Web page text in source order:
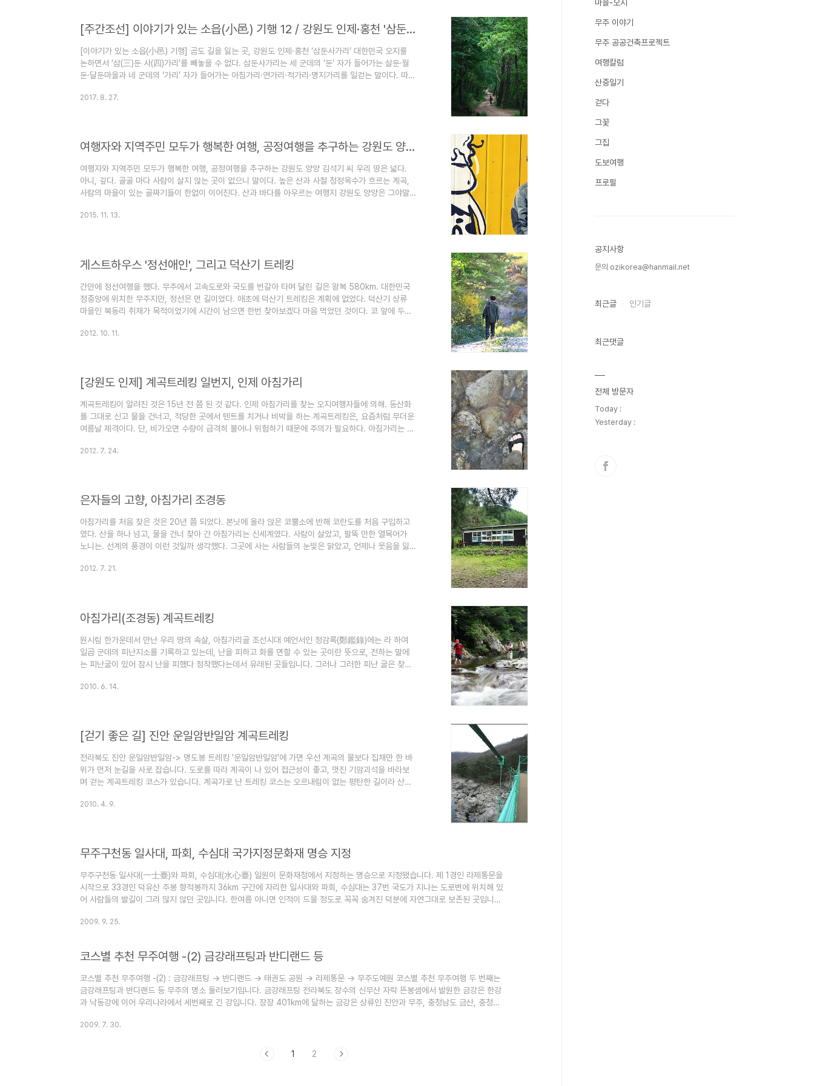
[주간조선] 이야기가 있는 소읍(小邑) 기행 12 / 강원도 인제·홍천 '삼둔사가리'
[이야기가 있는 소읍(小邑) 기행] 곰도 길을 잃는 곳, 강원도 인제·홍천 ‘삼둔사가리’ 대한민국 오지를
논하면서 ‘삼(三)둔 사(四)가리’를 빼놓을 수 없다. 삼둔사가리는 세 군데의 ‘둔’ 자가 들어가는 살둔·월
둔·달둔마을과 네 군데의 ‘가리’ 자가 들어가는 아침가리·연가리·적가리·명지가리를 일컫는 말이다. 따로
다고 전해질 만큼 가장 외지고, 험하고, 열악한 땅이었다. 공교롭게도 이들은 모두 강원도 인제군 기린
2017. 8. 27.
여행자와 지역주민 모두가 행복한 여행, 공정여행을 추구하는 강원도 양양 김석기 씨
여행자와 지역주민 모두가 행복한 여행, 공정여행을 추구하는 강원도 양양 김석기 씨 우리 땅은 넓다.
아니, 깊다. 골골 마다 사람이 살지 않는 곳이 없으니 말이다. 높은 산과 사철 청정옥수가 흐르는 계곡,
사람의 마을이 있는 골짜기들이 한없이 이어진다. 산과 바다를 아우르는 여행지 강원도 양양은 그야말
장을 만들어보고자 하는 이가 있다. 계곡 물 만큼이나 눈빛이 맑은 청년, 김석기(35) 씨를 만나러 간다.
2015. 11. 13.
게스트하우스 '정선애인', 그리고 덕산기 트레킹
간만에 정선여행을 했다. 무주에서 고속도로와 국도를 번갈아 타며 달린 길은 왕복 580km. 대한민국
정중앙에 위치한 무주지만, 정선은 먼 길이었다. 애초에 덕산기 트레킹은 계획에 없었다. 덕산기 상류
마을인 북동리 취재가 목적이었기에 시간이 남으면 한번 찾아보겠다 마음 먹었던 것이다. 코 앞에 두고
도 없는 고요와 적막만이 흐르는 신세계였다. 덕산기계곡은 정선군 화암면 북동리에서 정선읍 여탄리에
2012. 10. 11.
[강원도 인제] 계곡트레킹 일번지, 인제 아침가리
계곡트레킹이 알려진 것은 15년 전 쯤 된 것 같다. 인제 아침가리를 찾는 오지여행자들에 의해. 등산화
를 그대로 신고 물을 건너고, 적당한 곳에서 텐트를 치거나 비박을 하는 계곡트레킹은, 요즘처럼 무더운
여름날 제격이다. 단, 비가오면 수량이 급격히 불어나 위험하기 때문에 주의가 필요하다. 아침가리는 계
아침가리 일대는 최근 휴식년제를 실시하고 있어 차량은 절대 출입금지다. 걸어서 산 하나를 넘고, 마을
2012. 7. 24.
은자들의 고향, 아침가리 조경동
아침가리를 처음 찾은 것은 20년 쯤 되었다. 본닛에 올라 앉은 코뿔소에 반해 코란도를 처음 구입하고
였다. 산을 하나 넘고, 물을 건너 찾아 간 아침가리는 신세계였다. 사람이 살았고, 팔뚝 만한 열목어가
노니는. 선계의 풍경이 이런 것일까 생각했다. 그곳에 사는 사람들의 눈빛은 맑았고, 언제나 웃음을 잃
무감 같은 것도 있었다. 그곳은 여전히 은자들의 고향이다. 아침가리 조경분교. 아침가리의 또 다른 이
2012. 7. 21.
아침가리(조경동) 계곡트레킹
원시림 한가운데서 만난 우리 땅의 속살, 아침가리골 조선시대 예언서인 정감록(鄭鑑錄)에는 라 하여
일곱 군데의 피난지소를 기록하고 있는데, 난을 피하고 화를 면할 수 있는 곳이란 뜻으로, 전하는 말에
는 피난굴이 있어 잠시 난을 피했다 정착했다는데서 유래된 곳들입니다. 그러나 그러한 피난 굴은 찾을
둔 월둔 달둔이고, 사가리는 인제군 기린면의 아침가리, 명지가리, 연가리, 적가리로 예로부터 인정하는
2010. 6. 14.
[걷기 좋은 길] 진안 운일암반일암 계곡트레킹
전라북도 진안 운일암반일암-> 명도봉 트레킹 '운일암반일암'에 가면 우선 계곡의 물보다 집채만 한 바
위가 먼저 눈길을 사로 잡습니다. 도로를 따라 계곡이 나 있어 접근성이 좋고, 멋진 기암괴석을 바라보
며 걷는 계곡트레킹 코스가 있습니다. 계곡가로 난 트레킹 코스는 오르내림이 없는 평탄한 길이라 산행
길이 뚫리기 전 구름만 지나다녔다고 해서 붙여진 '운일암(雲日岩)'과 골이 워낙 깊어 하루에 해를 볼
2010. 4. 9.
무주구천동 일사대, 파회, 수심대 국가지정문화재 명승 지정
무주구천동 일사대(一士臺)와 파회, 수심대(水心臺) 일원이 문화재청에서 지정하는 명승으로 지정됐습니다. 제 1경인 라제통문을
시작으로 33경인 덕유산 주봉 향적봉까지 36km 구간에 자리한 일사대와 파회, 수심대는 37번 국도가 지나는 도로변에 위치해 있
어 사람들의 발길이 그리 많지 않던 곳입니다. 한여름 아니면 인적이 드물 정도로 꼭꼭 숨겨진 덕분에 자연그대로 보존된 곳입니다.
절벽입니다. 특히 서벽정 서쪽 배의 돗대 모양을 하고 솟아있는 기암의 절경이 빼어난 곳입니다. 고종 때의 학자 연재 송병선이 아
2009. 9. 25.
코스별 추천 무주여행 -(2) 금강래프팅과 반디랜드 등
코스별 추천 무주여행 -(2) : 금강래프팅 -> 반디랜드 -> 태권도 공원 -> 라제통문 -> 무주도예원 코스별 추천 무주여행 두 번째는
금강래프팅과 반디랜드 등 무주의 명소 둘러보기입니다. 금강래프팅 전라북도 장수의 신무산 자락 뜬봉샘에서 발원한 금강은 한강
과 낙동강에 이어 우리나라에서 세번째로 긴 강입니다. 장장 401km에 달하는 금강은 상류인 진안과 무주, 충청남도 금산, 충청북
란 이름에 딱 어울리는 곳이죠. 래프팅의 장점은 한마디로 팀웍에 있다고 할 수 있습니다. 누구 하나라도 노 젓는 일을 게을리 한다
2009. 7. 30.
1 2
마을-오지
무주 이야기
무주 공공건축프로젝트
여행칼럼
산중일기
걷다
그꽃
그집
도보여행
프로필
공지사항
문의 ozikorea@hanmail.net
최근글 인기글
최근댓글
전체 방문자
Today :
Yesterday :